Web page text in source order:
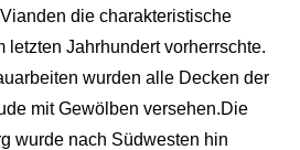
Vianden die charakteristische
letzten Jahrhundert vorherrschte.
wurden alle Decken der
de mit Gewölben versehen.Die
wurde nach Südwesten hin